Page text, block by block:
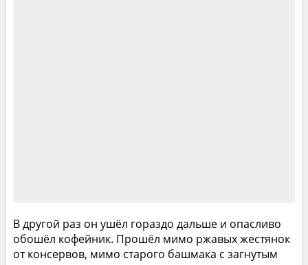
В другой раз он ушёл гораздо дальше и опасливо
обошёл кофейник. Прошёл мимо ржавых жестянок
от консервов, мимо старого башмака с загнутым